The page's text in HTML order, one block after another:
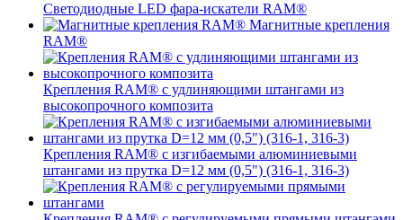
Светодиодные LED фара-искатели RAM®
Магнитные крепления
RAM®
Крепления RAM® с удлиняющими штангами из
высокопрочного композита
Крепления RAM® с изгибаемыми алюминиевыми
штангами из прутка D=12 мм (0,5") (316-1, 316-3)